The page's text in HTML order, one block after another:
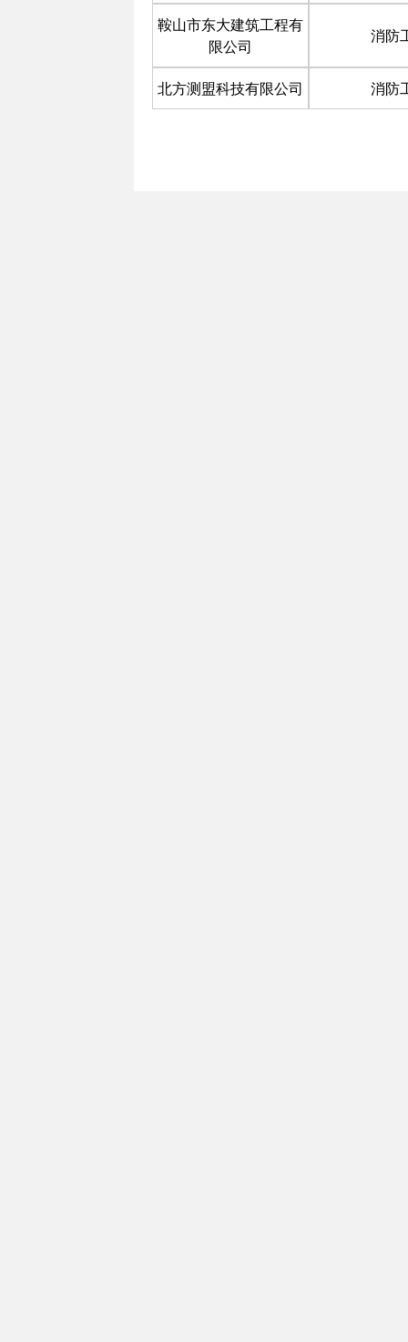
鞍山市东大建筑工程有
限公司
消防
北方测盟科技有限公司 消防